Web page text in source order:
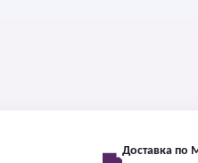
Доставка по